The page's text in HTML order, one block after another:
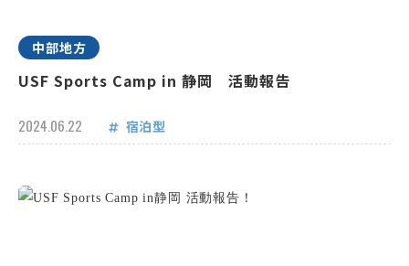
中部地方
USF Sports Camp in 静岡 活動報告
2024.06.22 宿泊型